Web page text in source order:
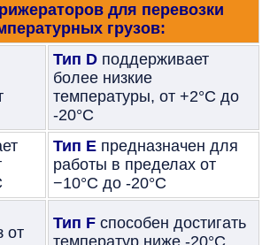
для перевозки
грузов:
Тип D поддерживает
более низкие
температуры, от +2°С до
-20°С
Тип Е предназначен для
работы в пределах от
−10°С до -20°С
от
Тип F способен достигать